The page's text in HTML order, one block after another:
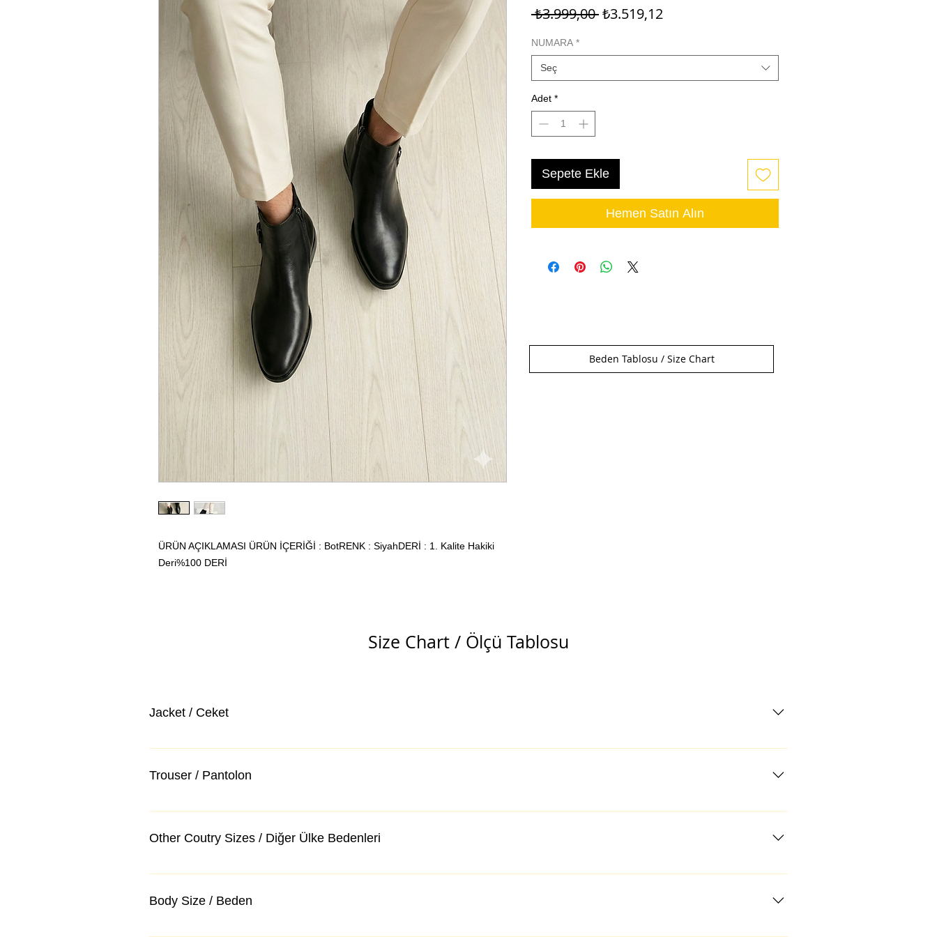
ÜRÜN AÇIKLAMASI ÜRÜN İÇERİĞİ : BotRENK : SiyahDERİ : 1. Kalite Hakiki
Deri%100 DERİ
₺3.999,00 Normal
₺3.519,12İndirimli
NUMARA *
Seç
Adet *
Sepete Ekle
Hemen Satın Alın
Beden Tablosu / Size Chart
Size Chart / Ölçü Tablosu
Jacket / Ceket
Trouser / Pantolon
Other Coutry Sizes / Diğer Ülke Bedenleri
Body Size / Beden